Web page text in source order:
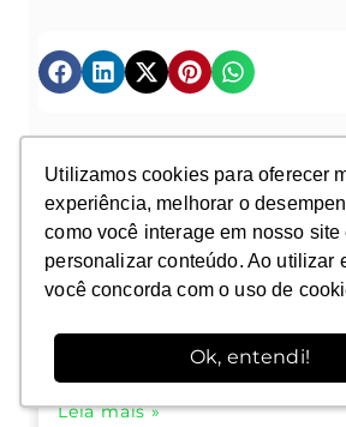
Utilizamos cookies para oferecer
experiência, melhorar o
como você interage em nosso site
personalizar conteúdo. Ao utilizar
você concorda com o uso de
Ok, entendi!
Utilizamos cookies para oferecer
experiência, melhorar o
como você interage em nosso site
personalizar conteúdo. Ao utilizar
você concorda com o uso de
Ok, entendi!
MAIS LIDOS DA SEMANA
Ferrugem do cafeeiro:
parasitismo, dinâmica
Leia mais »